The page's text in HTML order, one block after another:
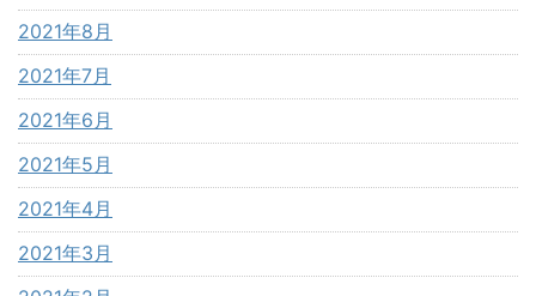
2021年8月
2021年7月
2021年6月
2021年5月
2021年4月
2021年3月